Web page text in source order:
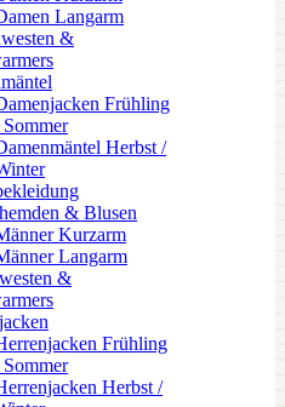
Langarm
&
Frühling
Sommer
Herbst /
& Blusen
Kurzarm
Langarm
&
Frühling
Sommer
Herbst /